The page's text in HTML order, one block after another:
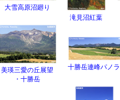
大雪高原沼廻り
滝見沼紅葉
美瑛三愛の丘展望
・十勝岳
十勝岳連峰パノ